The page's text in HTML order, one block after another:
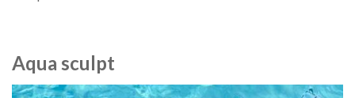
Aqua sculpt